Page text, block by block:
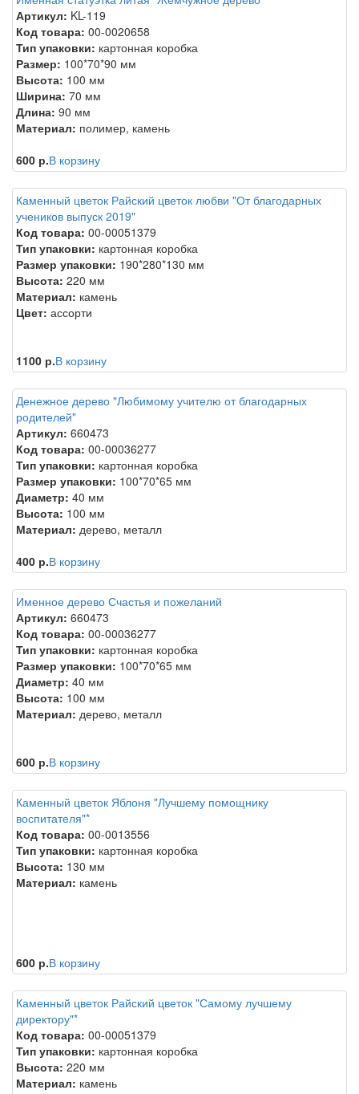
Артикул: KL-119
Код товара: 00-0020658
Тип упаковки: картонная коробка
Размер: 100*70*90 мм
Высота: 100 мм
Ширина: 70 мм
Длина: 90 мм
Материал: полимер, камень
600 р.В корзину
Каменный цветок Райский цветок любви "От благодарных
учеников выпуск 2019"
Код товара: 00-00051379
Тип упаковки: картонная коробка
Размер упаковки: 190*280*130 мм
Высота: 220 мм
Материал: камень
Цвет: ассорти
1100 р.В корзину
Денежное дерево "Любимому учителю от благодарных
родителей"
Артикул: 660473
Код товара: 00-00036277
Тип упаковки: картонная коробка
Размер упаковки: 100*70*65 мм
Диаметр: 40 мм
Высота: 100 мм
Материал: дерево, металл
400 р.В корзину
Именное дерево Счастья и пожеланий
Артикул: 660473
Код товара: 00-00036277
Тип упаковки: картонная коробка
Размер упаковки: 100*70*65 мм
Диаметр: 40 мм
Высота: 100 мм
Материал: дерево, металл
600 р.В корзину
Каменный цветок Яблоня "Лучшему помощнику
воспитателя"*
Код товара: 00-0013556
Тип упаковки: картонная коробка
Высота: 130 мм
Материал: камень
600 р.В корзину
Каменный цветок Райский цветок "Самому лучшему
директору"*
Код товара: 00-00051379
Тип упаковки: картонная коробка
Высота: 220 мм
Материал: камень